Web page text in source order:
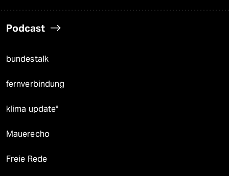
Podcast
bundestalk
fernverbindung
klima update°
Mauerecho
Freie Rede